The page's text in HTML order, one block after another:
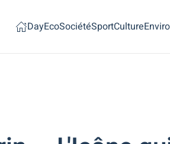
DayEcoSociétéSportCulture